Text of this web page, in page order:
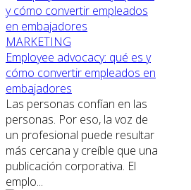
MARKETING
Employee advocacy: qué es y
cómo convertir empleados en
embajadores
Las personas confían en las
personas. Por eso, la voz de
un profesional puede resultar
más cercana y creíble que una
publicación corporativa. El
emplo...